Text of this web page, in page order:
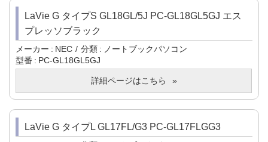
LaVie G タイプS GL18GL/5J PC-GL18GL5GJ エス
プレッソブラック
メーカー NEC 分類
ノートブックパソコン
型番
PC-GL18GL5GJ
詳細ページはこちら
LaVie G タイプL GL17FL/G3 PC-GL17FLGG3